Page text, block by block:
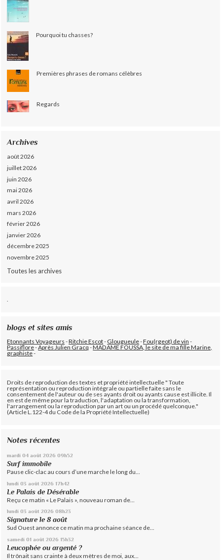
Pourquoi tu chasses?
Premières phrases de romans célèbres
Regards
Archives
août 2026
juillet 2026
juin 2026
mai 2026
avril 2026
mars 2026
février 2026
janvier 2026
décembre 2025
novembre 2025
Toutes les archives
blogs et sites amis
Etonnants Voyageurs -Ritchie Escot-Glougueule-Fou(rgeot) de vin -
Passiflore-Après Julien Gracq-MADAME FOUSSA, le site de ma fille Marine,
graphiste-
Droits de reproduction des textes et propriété intellectuelle " Toute
représentation ou reproduction intégrale ou partielle faite sans le
consentement de l'auteur ou de ses ayants droit ou ayants cause est illicite. Il
en est de même pour la traduction, l'adaptation ou la transformation,
l'arrangement ou la reproduction par un art ou un procédé quelconque."
(Article L.122-4 du Code de la Propriété Intellectuelle)
Notes récentes
mardi 04 août 2026 09h52
Surf immobile
Pause clic-clac au cours d’une marche le long du...
lundi 03 août 2026 17h42
Le Palais de Désérable
Reçu ce matin « Le Palais », nouveau roman de...
lundi 03 août 2026 08h23
Signature le 8 août
Sud Ouest annonce ce matin ma prochaine séance de...
samedi 01 août 2026 15h32
Leucophée ou argenté ?
Il trônait sans crainte à deux mètres de moi, aux...